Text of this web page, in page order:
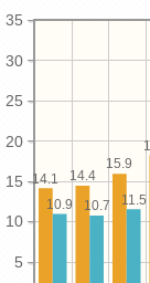
5
10
15
20
25
30
35
15.9
14.4
14.1
11.5
10.7
10.9